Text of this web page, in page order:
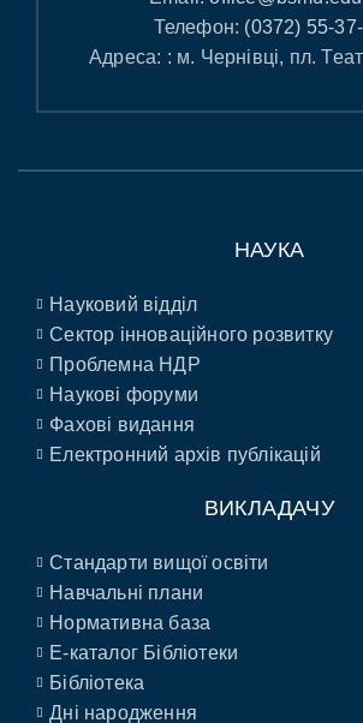
Телефон: (0372) 55-
Адреса: : м. Чернівці, пл.
НАУКА
Науковий відділ
Сектор інноваційного розвитку
Проблемна НДР
Наукові форуми
Фахові видання
Електронний архів публікацій
ВИКЛАДАЧУ
Стандарти вищої освіти
Навчальні плани
Нормативна база
E-каталог Бібліотеки
Бібліотека
Дні народження